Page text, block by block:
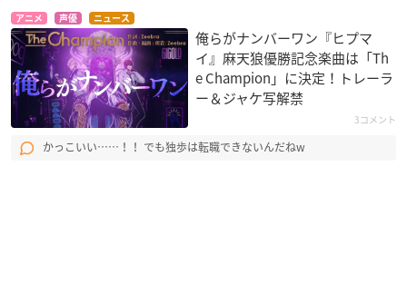
アニメ 声優 ニュース
俺らがナンバーワン『ヒプマ
イ』麻天狼優勝記念楽曲は「Th
e Champion」に決定！トレーラ
ー＆ジャケ写解禁
3コメント
かっこいい……！！ でも独歩は転職できないんだねw